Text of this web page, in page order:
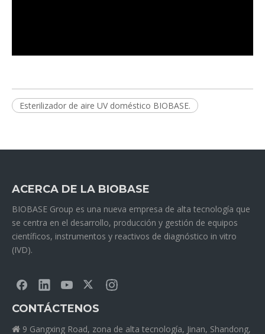
Esterilizador de aire UV doméstico BIOBASE.
ACERCA DE LA BIOBASE
BIOBASE Group es una nueva empresa de alta tecnología que
se centra en el desarrollo, producción y gestión de equipos
científicos, instrumentos y reactivos de diagnóstico in vitro
(IVD).
CONTÁCTENOS
 9 Gangxing Road, zona de alta tecnología, Jinan, Shandong,